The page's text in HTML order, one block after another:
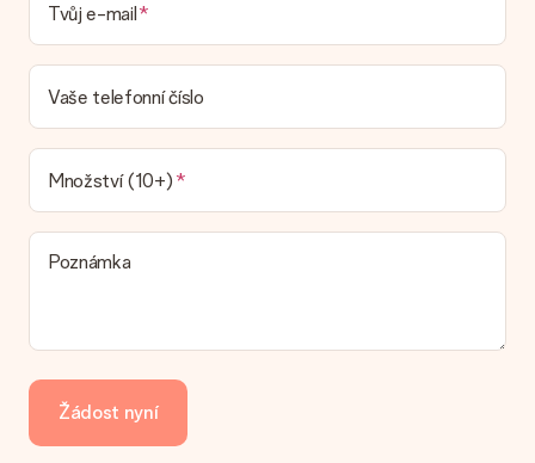
Není možné zvolit konkrétní datum dodání.
Jaká je dodací lhůta a kdy dostávám dárek?
Dodací lhůtu naleznete na stránce produktu. Můžete věřit, že
náš dopravce vám dodá váš dárek.
Jaké možnosti doručení si mohu vybrat?
V současné době není možné zvolit možnost doručení. Dárek,
který chcete objednat, je buď odeslán jako balíček nebo jako
doručování poštovní schránky. Chcete vědět, na kterou
možnost spadá vaše objednávka? Kontaktujte prosím náš
zákaznický servis.
Jak mohu zaplatit objednávku?
kartu, fakturu přes Klarna nebo ruční převod. V případě ručního
převodu platby prosím vezměte v úvahu dodací lhůtu 3 dny
navíc.
Tvůj e-mail
Vaše telefonní číslo
Množství (10+)
Poznámka
Žádost nyní